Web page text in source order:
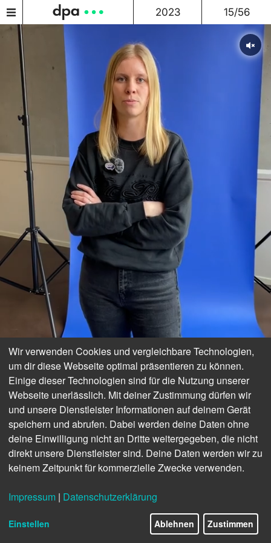
2023 15/56
Wir verwenden Cookies und vergleichbare Technologien,
um dir diese Webseite optimal präsentieren zu können.
Einige dieser Technologien sind für die Nutzung unserer
Webseite unerlässlich. Mit deiner Zustimmung dürfen wir
und unsere Dienstleister Informationen auf deinem Gerät
speichern und abrufen. Dabei werden deine Daten ohne
deine Einwilligung nicht an Dritte weitergegeben, die nicht
direkt unsere Dienstleister sind. Deine Daten werden wir zu
keinem Zeitpunkt für kommerzielle Zwecke verwenden.
Impressum | Datenschutzerklärung
Einstellen Ablehnen Zustimmen